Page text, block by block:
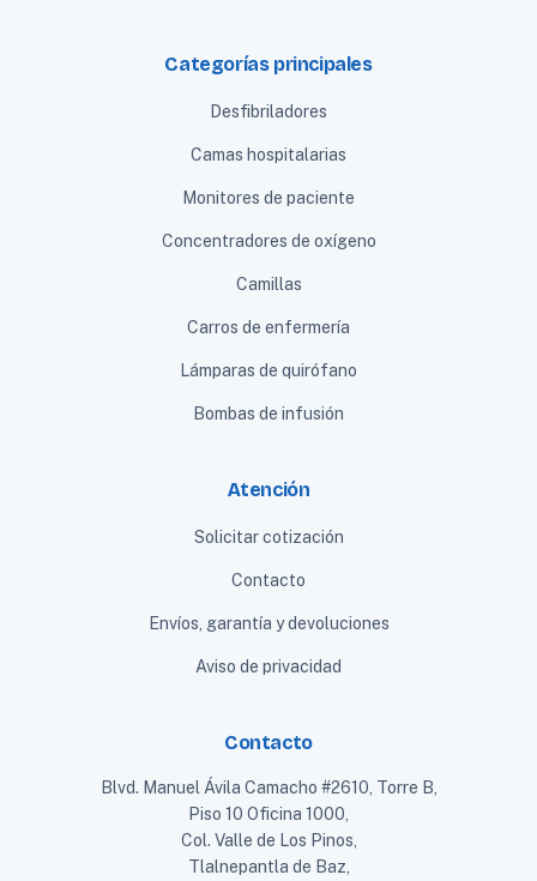
Categorías principales
Desfibriladores
Camas hospitalarias
Monitores de paciente
Concentradores de oxígeno
Camillas
Carros de enfermería
Lámparas de quirófano
Bombas de infusión
Atención
Solicitar cotización
Contacto
Envíos, garantía y devoluciones
Aviso de privacidad
Contacto
Blvd. Manuel Ávila Camacho #2610, Torre B,
Piso 10 Oficina 1000,
Col. Valle de Los Pinos,
Tlalnepantla de Baz,